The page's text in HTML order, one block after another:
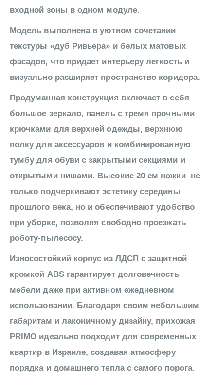
входной зоны в одном модуле.
Модель выполнена в уютном сочетании
текстуры «дуб Ривьера» и белых матовых
фасадов, что придает интерьеру легкость и
визуально расширяет пространство коридора.
Продуманная конструкция включает в себя
большое зеркало, панель с тремя прочными
крючками для верхней одежды, верхнюю
полку для аксессуаров и комбинированную
тумбу для обуви с закрытыми секциями и
открытыми нишами. Высокие 20 см ножки не
только подчеркивают эстетику середины
прошлого века, но и обеспечивают удобство
при уборке, позволяя свободно проезжать
роботу-пылесосу.
Износостойкий корпус из ЛДСП с защитной
кромкой ABS гарантирует долговечность
мебели даже при активном ежедневном
использовании. Благодаря своим небольшим
габаритам и лаконичному дизайну, прихожая
PRIMO идеально подходит для современных
квартир в Израиле, создавая атмосферу
порядка и домашнего тепла с самого порога.